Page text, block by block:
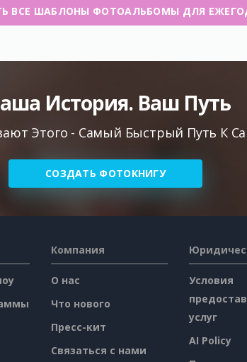
ВСЕ ШАБЛОНЫ ФОТОАЛЬБОМЫ ДЛЯ
История. Ваш Путь
Этого - Самый Быстрый Путь К
СОЗДАТЬ ФОТОКНИГУ
Компания
О нас
Что нового
Пресс-кит
Связаться с нами
Условия
услуг
AI Policy